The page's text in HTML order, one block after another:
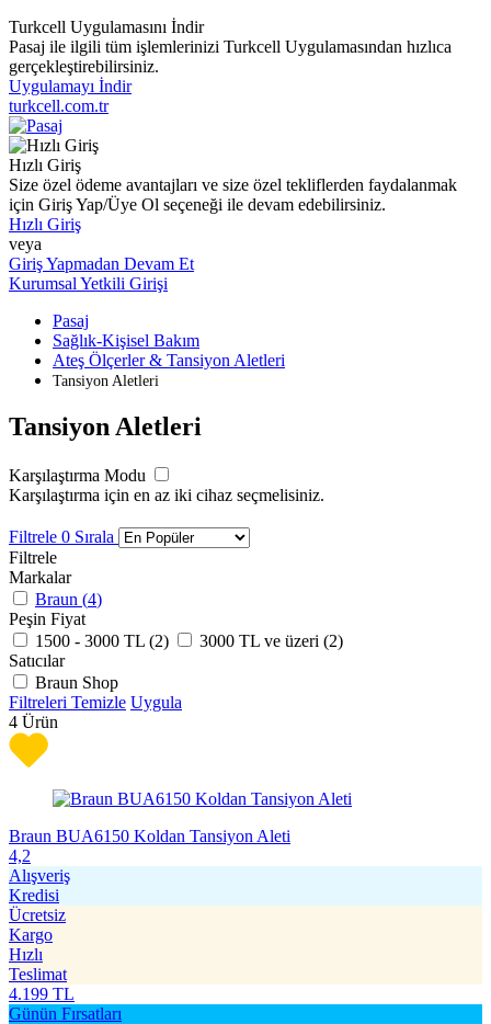
Turkcell Uygulamasını İndir
Pasaj ile ilgili tüm işlemlerinizi Turkcell Uygulamasından hızlıca
gerçekleştirebilirsiniz.
Uygulamayı İndir
turkcell.com.tr
Hızlı Giriş
Size özel ödeme avantajları ve size özel tekliflerden faydalanmak
için Giriş Yap/Üye Ol seçeneği ile devam edebilirsiniz.
Hızlı Giriş
veya
Giriş Yapmadan Devam Et
Kurumsal Yetkili Girişi
Pasaj
Sağlık-Kişisel Bakım
Ateş Ölçerler & Tansiyon Aletleri
Tansiyon Aletleri
Tansiyon Aletleri
Karşılaştırma Modu
Karşılaştırma için en az iki cihaz seçmelisiniz.
Filtrele 0 Sırala
Filtrele
Markalar
Braun (4)
Peşin Fiyat
1500 - 3000 TL (2) 3000 TL ve üzeri (2)
Satıcılar
Braun Shop
Filtreleri Temizle Uygula
4 Ürün
Braun BUA6150 Koldan Tansiyon Aleti
4,2
Alışveriş
Kredisi
Ücretsiz
Kargo
Hızlı
Teslimat
4.199 TL
Günün Fırsatları